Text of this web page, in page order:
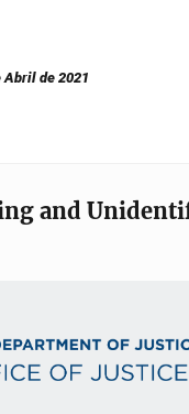
Abril de 2021
and